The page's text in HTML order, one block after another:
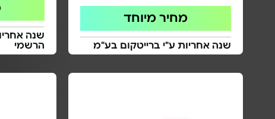
מחיר מיוחד
שנה אחריות ע"י ברייטקום בע"מ
שנה
הרשמי